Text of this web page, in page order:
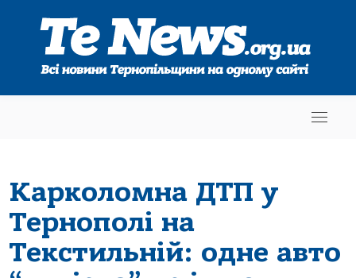
Карколомна ДТП у
Тернополі на
Текстильній: одне авто